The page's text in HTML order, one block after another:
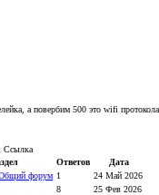
а повербим 500 это wifi
Ссылка
Ответов
Дата
форум 1
24 Май 2026
8
25 Фев 2026